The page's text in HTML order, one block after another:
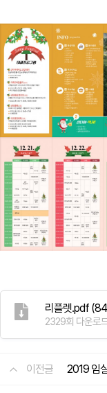
리플렛.pdf
2329회 다운로
이전글 2019 임